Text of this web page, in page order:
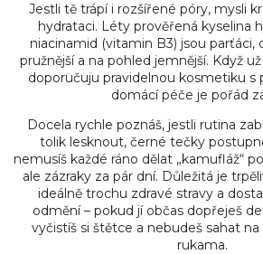
Jestli tě trápí i rozšířené póry, mysli
hydrataci. Léty prověřená kyselina
niacinamid (vitamin B3) jsou
pružnější a na pohled jemnější. Když
doporučuju pravidelnou kosmetiku s
domácí péče je pořád
Docela rychle poznáš, jestli rutina
tolik lesknout, černé tečky
nemusíš každé ráno dělat „kamufláž“
ale zázraky za pár dní. Důležitá je
ideálně trochu zdravé stravy a
odmění – pokud jí občas dopřeješ
vyčistíš si štětce a nebudeš sahat
rukama.